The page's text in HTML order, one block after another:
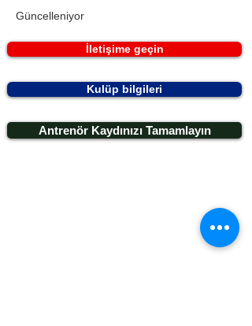
Güncelleniyor
İletişime geçin
Kulüp bilgileri
Antrenör Kaydınızı Tamamlayın